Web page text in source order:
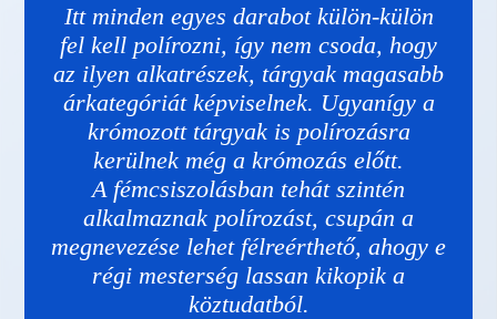
Itt minden egyes darabot külön-külön
fel kell polírozni, így nem csoda, hogy
az ilyen alkatrészek, tárgyak magasabb
árkategóriát képviselnek. Ugyanígy a
krómozott tárgyak is polírozásra
kerülnek még a krómozás előtt.
A fémcsiszolásban tehát szintén
alkalmaznak polírozást, csupán a
megnevezése lehet félreérthető, ahogy e
régi mesterség lassan kikopik a
köztudatból.